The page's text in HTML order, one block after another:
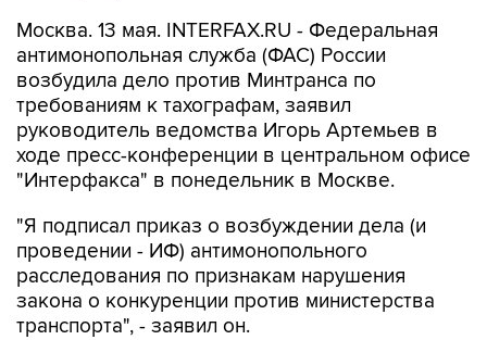
Москва. 13 мая. INTERFAX.RU - Федеральная
антимонопольная служба (ФАС) России
возбудила дело против Минтранса по
требованиям к тахографам, заявил
руководитель ведомства Игорь Артемьев в
ходе пресс-конференции в центральном офисе
"Интерфакса" в понедельник в Москве.
"Я подписал приказ о возбуждении дела (и
проведении - ИФ) антимонопольного
расследования по признакам нарушения
закона о конкуренции против министерства
транспорта", - заявил он.